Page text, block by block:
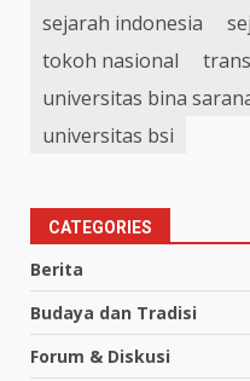
sejarah indonesia
tokoh nasional
universitas bina
universitas bsi
CATEGORIES
Berita
Budaya dan Tradisi
Forum & Diskusi